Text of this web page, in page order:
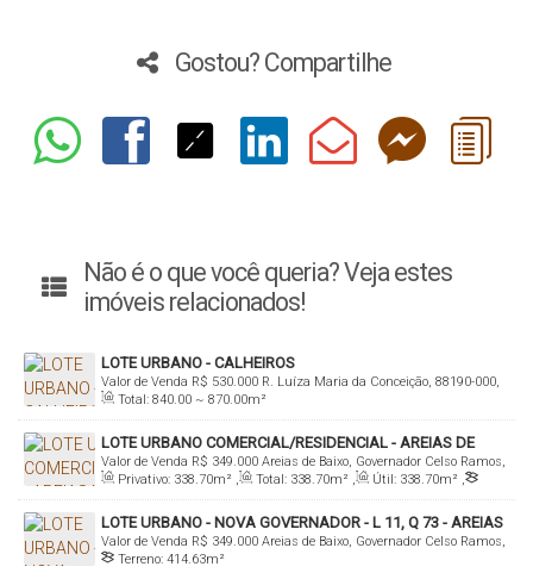
Gostou? Compartilhe
Não é o que você queria? Veja estes
imóveis relacionados!
LOTE URBANO - CALHEIROS
R$ 530.000
Valor de Venda
R. Luíza Maria da Conceição, 88190-000,
Calheiros, Governador Celso Ramos, Santa Catarina, Brasil
Total: 840.00 ~ 870.00m²
LOTE URBANO COMERCIAL/RESIDENCIAL - AREIAS DE
BAIXO
R$ 349.000
Valor de Venda
Areias de Baixo, Governador Celso Ramos,
Santa Catarina, Brasil
Privativo: 338.70m² , Total: 338.70m² , Útil: 338.70m² ,
Terreno: 3387.00m² , Fundos: 113.80m , Frente: 113.80m ,
Lado Direito: 297.40 m , Lado Esquerdo: 297 .40 m
LOTE URBANO - NOVA GOVERNADOR - L 11, Q 73 - AREIAS
DE BAIXO
R$ 349.000
Valor de Venda
Areias de Baixo, Governador Celso Ramos,
Santa Catarina, Brasil
Terreno: 414.63m²